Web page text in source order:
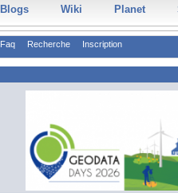
Blogs Wiki Planet
Faq Recherche Inscription